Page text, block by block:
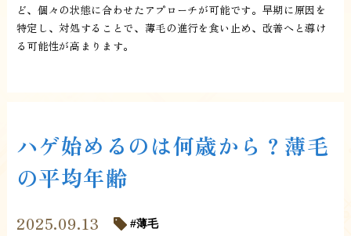
ど、個々の状態に合わせたアプローチが可能です。早期に原因を
特定し、対処することで、薄毛の進行を食い止め、改善へと導け
る可能性が高まります。
ハゲ始めるのは何歳から？薄毛
の平均年齢
2025.09.13 薄毛